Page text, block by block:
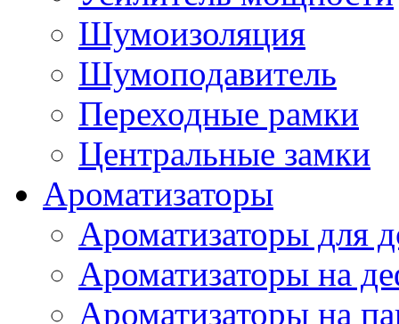
Шумоизоляция
Шумоподавитель
Переходные рамки
Центральные замки
Ароматизаторы
Ароматизаторы для
Ароматизаторы на
Ароматизаторы на